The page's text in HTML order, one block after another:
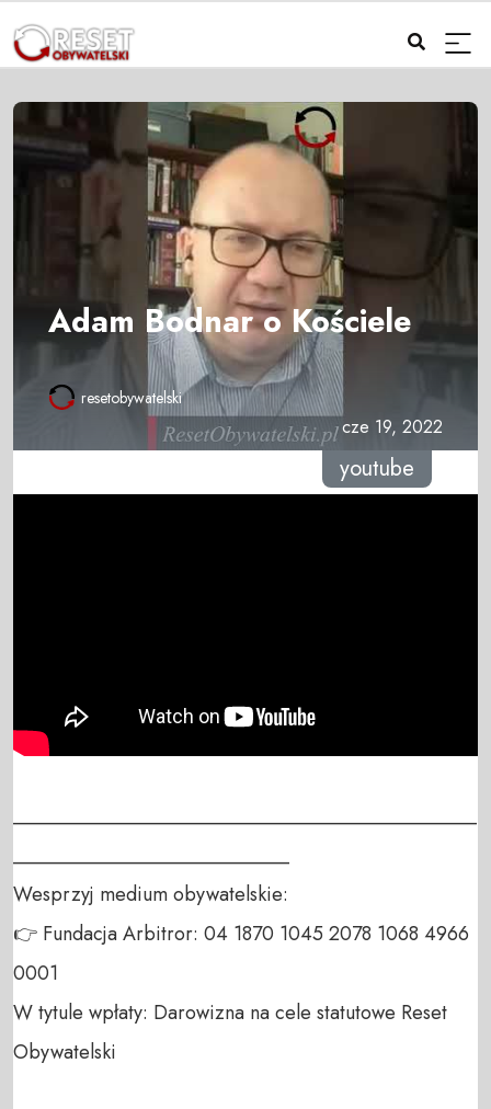
Adam Bodnar o Kościele
resetobywatelski
cze 19, 2022
youtube
_______________________________________________
____________________________
Wesprzyj medium obywatelskie:
👉 Fundacja Arbitror: 04 1870 1045 2078 1068 4966
0001
W tytule wpłaty: Darowizna na cele statutowe Reset
Obywatelski